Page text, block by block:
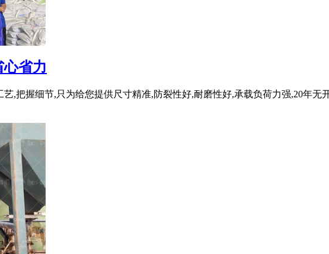
省力
,把握细节,只为给您提供尺寸精准,防裂性好,耐磨性好,承载负荷力强,20年无